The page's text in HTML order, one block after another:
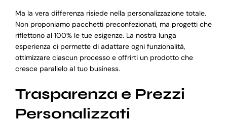
Ma la vera differenza risiede nella personalizzazione totale.
Non proponiamo pacchetti preconfezionati, ma progetti che
riflettono al 100% le tue esigenze. La nostra lunga
esperienza ci permette di adattare ogni funzionalità,
ottimizzare ciascun processo e offrirti un prodotto che
cresce parallelo al tuo business.
Trasparenza e Prezzi
Personalizzati